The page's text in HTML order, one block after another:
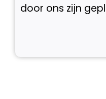
door ons zijn